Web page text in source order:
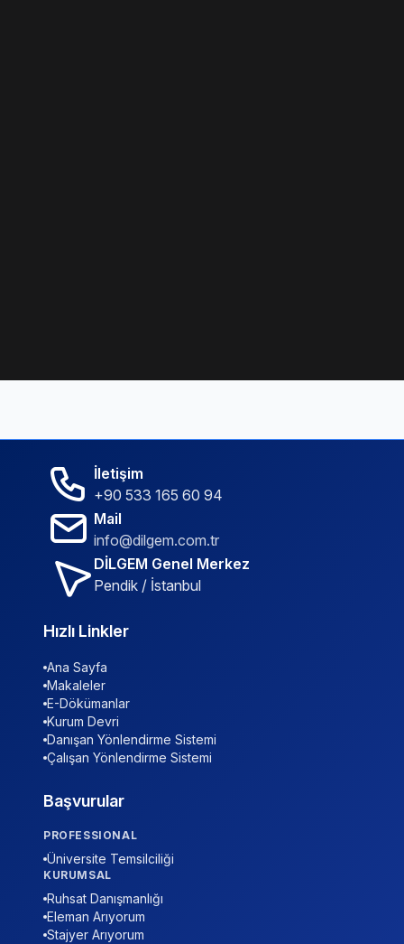
İletişim
+90 533 165 60 94
Mail
info@dilgem.com.tr
DİLGEM Genel Merkez
Pendik / İstanbul
Hızlı Linkler
Ana Sayfa
Makaleler
E-Dökümanlar
Kurum Devri
Danışan Yönlendirme Sistemi
Çalışan Yönlendirme Sistemi
Başvurular
PROFESSIONAL
Üniversite Temsilciliği
KURUMSAL
Ruhsat Danışmanlığı
Eleman Arıyorum
Stajyer Arıyorum